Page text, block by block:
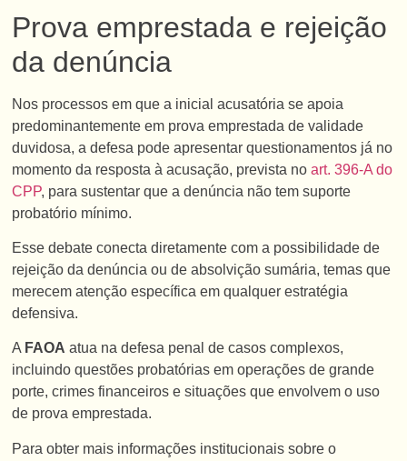
Prova emprestada e rejeição
da denúncia
Nos processos em que a inicial acusatória se apoia
predominantemente em prova emprestada de validade
duvidosa, a defesa pode apresentar questionamentos já no
momento da resposta à acusação, prevista no art. 396-A do
CPP, para sustentar que a denúncia não tem suporte
probatório mínimo.
Esse debate conecta diretamente com a possibilidade de
rejeição da denúncia ou de absolvição sumária, temas que
merecem atenção específica em qualquer estratégia
defensiva.
A FAOA atua na defesa penal de casos complexos,
incluindo questões probatórias em operações de grande
porte, crimes financeiros e situações que envolvem o uso
de prova emprestada.
Para obter mais informações institucionais sobre o